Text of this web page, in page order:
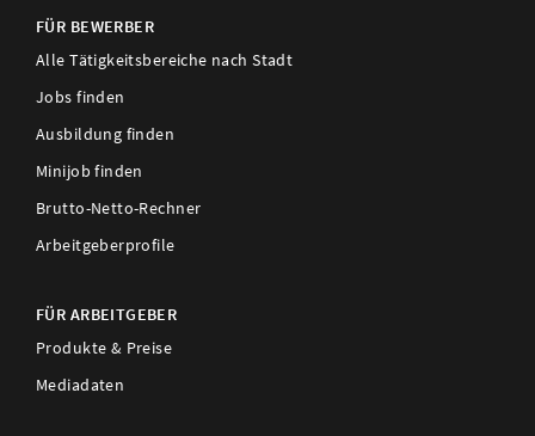
FÜR BEWERBER
Alle Tätigkeitsbereiche nach Stadt
Jobs finden
Ausbildung finden
Minijob finden
Brutto-Netto-Rechner
Arbeitgeberprofile
FÜR ARBEITGEBER
Produkte & Preise
Mediadaten